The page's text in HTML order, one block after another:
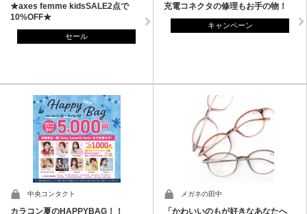
★axes femme kidsSALE2点で
10%OFF★
セール
充電コネクタの修理もお手の物！
キャンペーン
中央コンタクト
カラコン夏のHAPPYBAG！！
メガネの田中
「かわいいのもが好きなあなたへ